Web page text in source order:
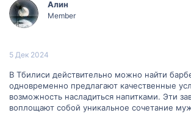
Алин
Member
5 Дек 2024
В Тбилиси действительно можно найти
одновременно предлагают качественные
возможность насладиться напитками. Эти
воплощают собой уникальное сочетание